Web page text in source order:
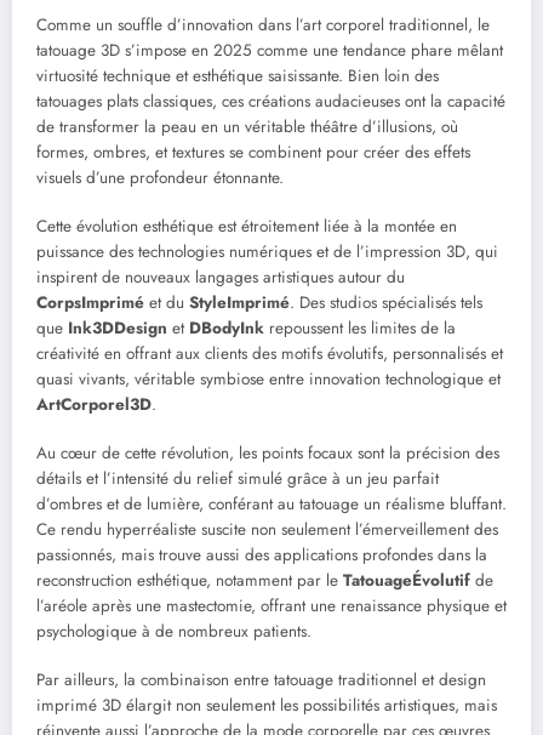
Comme un souffle d’innovation dans l’art corporel traditionnel, le
tatouage 3D s’impose en 2025 comme une tendance phare mêlant
virtuosité technique et esthétique saisissante. Bien loin des
tatouages plats classiques, ces créations audacieuses ont la capacité
de transformer la peau en un véritable théâtre d’illusions, où
formes, ombres, et textures se combinent pour créer des effets
visuels d’une profondeur étonnante.
Cette évolution esthétique est étroitement liée à la montée en
puissance des technologies numériques et de l’impression 3D, qui
inspirent de nouveaux langages artistiques autour du
CorpsImprimé et du StyleImprimé. Des studios spécialisés tels
que Ink3DDesign et DBodyInk repoussent les limites de la
créativité en offrant aux clients des motifs évolutifs, personnalisés et
quasi vivants, véritable symbiose entre innovation technologique et
ArtCorporel3D.
Au cœur de cette révolution, les points focaux sont la précision des
détails et l’intensité du relief simulé grâce à un jeu parfait
d’ombres et de lumière, conférant au tatouage un réalisme bluffant.
Ce rendu hyperréaliste suscite non seulement l’émerveillement des
passionnés, mais trouve aussi des applications profondes dans la
reconstruction esthétique, notamment par le TatouageÉvolutif de
l’aréole après une mastectomie, offrant une renaissance physique et
psychologique à de nombreux patients.
Par ailleurs, la combinaison entre tatouage traditionnel et design
imprimé 3D élargit non seulement les possibilités artistiques, mais